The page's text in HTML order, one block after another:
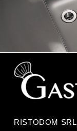
RISTODOM SRL